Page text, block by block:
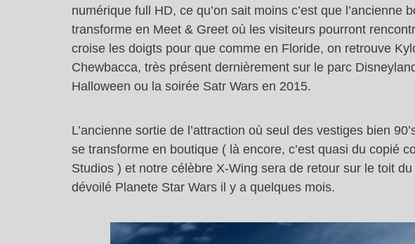
numérique full HD, ce qu’on sait moins c’est que l’ancienne
transforme en Meet & Greet où les visiteurs pourront
croise les doigts pour que comme en Floride, on retrouve
Chewbacca, très présent dernièrement sur le parc
Halloween ou la soirée Satr Wars en 2015.
L’ancienne sortie de l’attraction où seul des vestiges bien
se transforme en boutique ( là encore, c’est quasi du copié
Studios ) et notre célèbre X-Wing sera de retour sur le toit
dévoilé Planete Star Wars il y a quelques mois.